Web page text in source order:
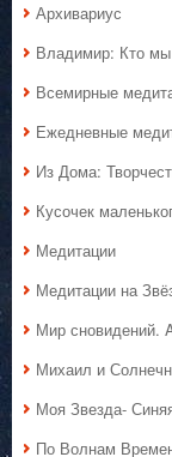
Архивариус
Владимир: Кто мы
Всемирные
Ежедневные
Из Дома:
Кусочек
Медитации
Медитации на
Мир сновидений.
Михаил и
Моя Звезда-
По Волнам